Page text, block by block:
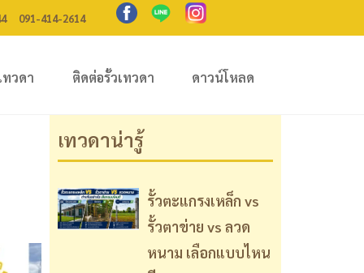
091-414-2614
วดา ติดต่อรั้วเทวดา ดาวน์โหลด
เทวดาน่ารู้
รั้วตะแกรงเหล็ก vs
รั้วตาข่าย vs ลวด
หนาม เลือกแบบไหน